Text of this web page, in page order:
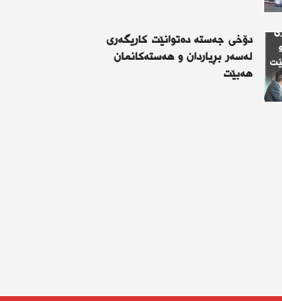
دۆخی جەستە دەتوانێت کاریگەری
لەسەر بڕیاردان و هەستەکانمان
هەبێت